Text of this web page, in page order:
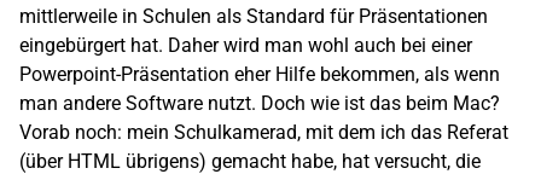
mittlerweile in Schulen als Standard für Präsentationen
eingebürgert hat. Daher wird man wohl auch bei einer
Powerpoint-Präsentation eher Hilfe bekommen, als wenn
man andere Software nutzt. Doch wie ist das beim Mac?
Vorab noch: mein Schulkamerad, mit dem ich das Referat
(über HTML übrigens) gemacht habe, hat versucht, die